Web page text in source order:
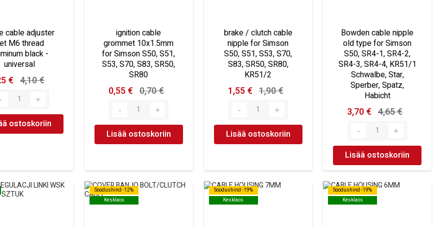
cable adjuster
M6 thread
black -
universal
€ 4,10 €
ostoskoriin
ignition cable
grommet 10x1.5mm
for Simson S50, S51,
S53, S70, S83, SR50,
SR80
0,55 € 0,70 €
Lisää ostoskoriin
brake / clutch cable
nipple for Simson
S50, S51, S53, S70,
S83, SR50, SR80,
KR51/2
1,55 € 1,90 €
Lisää ostoskoriin
Bowden cable nipple
old type for Simson
S50, SR4-1, SR4-2,
SR4-3, SR4-4, KR51/1
Schwalbe, Star,
Sperber, Spatz,
Habicht
3,70 € 4,65 €
Lisää ostoskoriin
Soodushind -12%
Kesklaos
Soodushind -12%
Kesklaos
Soodushind -19%
Kesklaos
Soodushind -19%
Kesklaos
Soodushind -19%
Kesklaos
Soodushind -19%
Kesklaos